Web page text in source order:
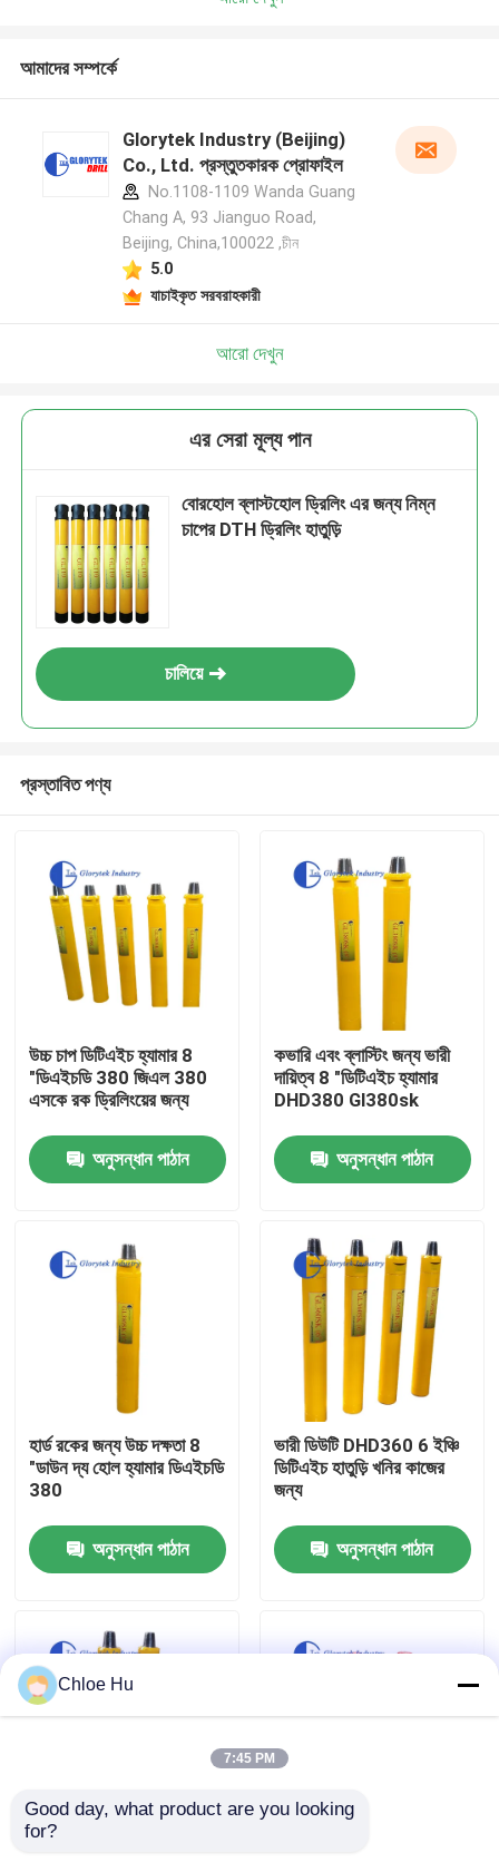
কারখানা ভ্রমণ
খবর
মামলা
উদ্ধৃতির জন্য আবেদন
আমাদের সম্পর্কে
Glorytek Industry (Beijing)
Co., Ltd. প্রস্তুতকারক প্রোফাইল
No.1108-1109 Wanda Guang
Chang A, 93 Jianguo Road,
Beijing, China,100022 ,চীন
5.0
যাচাইকৃত সরবরাহকারী
আরো দেখুন
এর সেরা মূল্য পান
বোরহোল ব্লাস্টহোল ড্রিলিং এর জন্য নিম্ন
চাপের DTH ড্রিলিং হাতুড়ি
চালিয়ে
প্রস্তাবিত পণ্য
উচ্চ চাপ ডিটিএইচ হ্যামার 8
"ডিএইচডি 380 জিএল 380
এসকে রক ড্রিলিংয়ের জন্য
অনুসন্ধান পাঠান
কভারি এবং ব্লাস্টিং জন্য ভারী
দায়িত্ব 8 "ডিটিএইচ হ্যামার
DHD380 Gl380sk
অনুসন্ধান পাঠান
হার্ড রকের জন্য উচ্চ দক্ষতা 8
"ডাউন দ্য হোল হ্যামার ডিএইচডি
380
অনুসন্ধান পাঠান
ভারী ডিউটি DHD360 6 ইঞ্চি
ডিটিএইচ হাতুড়ি খনির কাজের
জন্য
অনুসন্ধান পাঠান
উচ্চ চাপ 6" DHD360 ডাউন
Chloe Hu
7:45 PM
Good day, what product are you looking
for?